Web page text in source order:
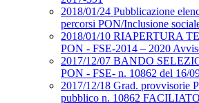
2018/01/24 Pubblicazione
percorsi PON/Inclusione
2018/01/10 RIAPERTURA
PON - FSE-2014 – 2020
2017/12/07 BANDO
PON - FSE- n. 10862 del 16/
2017/12/18 Grad. provvisorie
pubblico n. 10862